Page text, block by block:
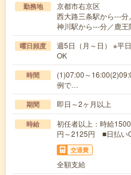
勤務地
京都市右京区
西大路三条駅から---
神川駅から---分／鹿
曜日頻度
週5日（月～日） ※平
OK
時間
(1)07:00～
例で…
期間 即日～2ヶ月以上
時給
初任者以上：時給
円～2125円 ■日払い
交通費
全額支給